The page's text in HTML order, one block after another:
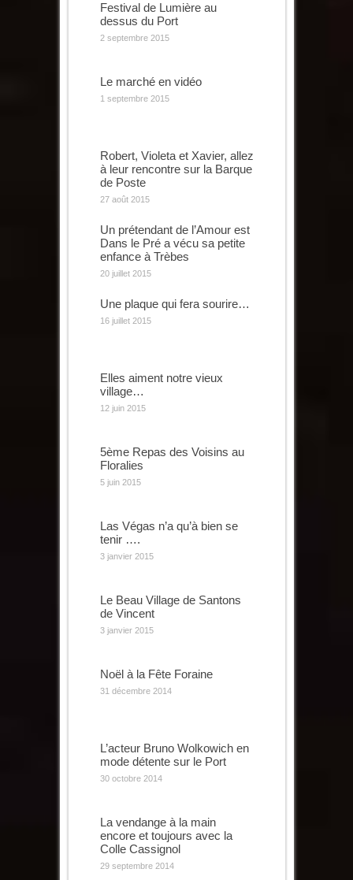
Festival de Lumière au
dessus du Port
2 septembre 2015
Le marché en vidéo
1 septembre 2015
Robert, Violeta et Xavier, allez
à leur rencontre sur la Barque
de Poste
27 août 2015
Un prétendant de l’Amour est
Dans le Pré a vécu sa petite
enfance à Trèbes
20 juillet 2015
Une plaque qui fera sourire…
16 juillet 2015
Elles aiment notre vieux
village…
12 juin 2015
5ème Repas des Voisins au
Floralies
5 juin 2015
Las Végas n’a qu’à bien se
tenir ….
3 janvier 2015
Le Beau Village de Santons
de Vincent
3 janvier 2015
Noël à la Fête Foraine
31 décembre 2014
L’acteur Bruno Wolkowich en
mode détente sur le Port
30 octobre 2014
La vendange à la main
encore et toujours avec la
Colle Cassignol
29 septembre 2014